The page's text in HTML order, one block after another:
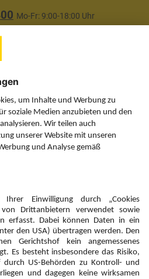
Mo-Fr: 9:00-18:00 Uhr
auf